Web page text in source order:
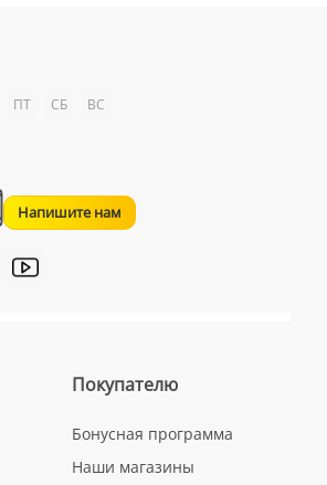
ПТ СБ ВС
Напишите нам
Покупателю
Бонусная программа
Наши магазины